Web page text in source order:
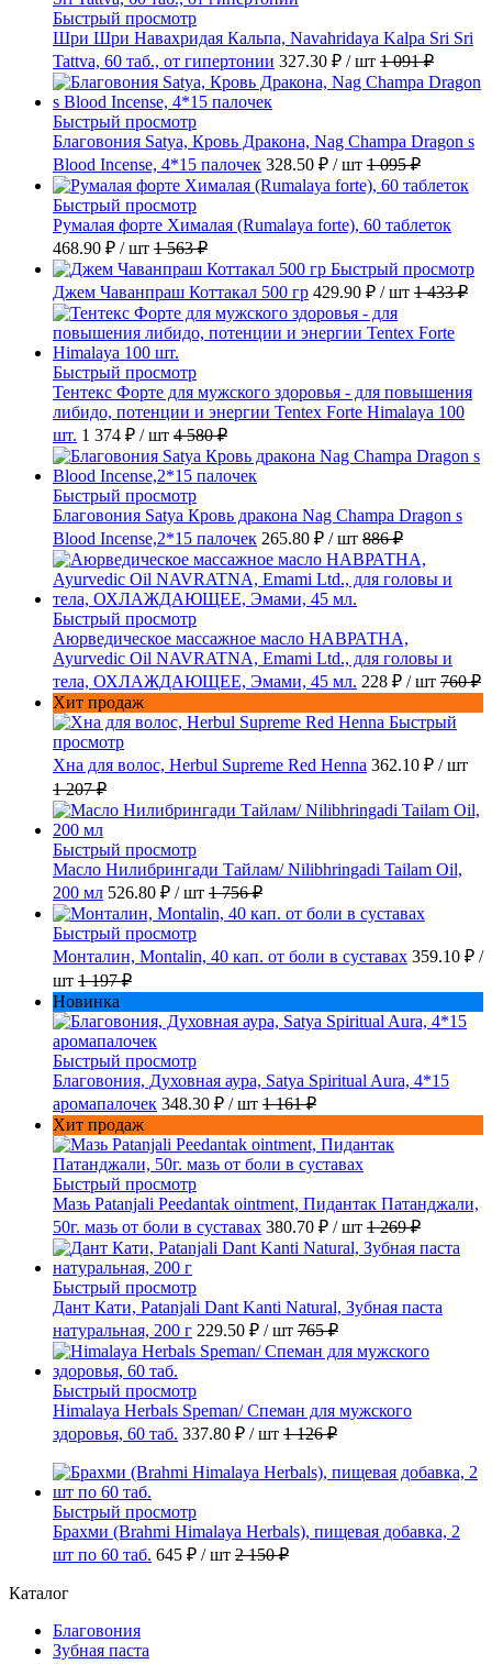
Быстрый просмотр
Шри Шри Навахридая Кальпа, Navahridaya Kalpa Sri Sri
Tattva, 60 таб., от гипертонии 327.30 ₽ / шт 1 091 ₽
Быстрый просмотр
Благовония Satya, Кровь Дракона, Nag Champa Dragon s
Blood Incense, 4*15 палочек 328.50 ₽ / шт 1 095 ₽
Быстрый просмотр
Румалая форте Хималая (Rumalaya forte), 60 таблеток
468.90 ₽ / шт 1 563 ₽
Быстрый просмотр
Джем Чаванпраш Коттакал 500 гр 429.90 ₽ / шт 1 433 ₽
Быстрый просмотр
Тентекс Форте для мужского здоровья - для повышения
либидо, потенции и энергии Tentex Forte Himalaya 100
шт. 1 374 ₽ / шт 4 580 ₽
Быстрый просмотр
Благовония Satya Кровь дракона Nag Champa Dragon s
Blood Incense,2*15 палочек 265.80 ₽ / шт 886 ₽
Быстрый просмотр
Аюрведическое массажное масло НАВРАТНА,
Ayurvedic Oil NAVRATNA, Emami Ltd., для головы и
тела, ОХЛАЖДАЮЩЕЕ, Эмами, 45 мл. 228 ₽ / шт 760 ₽
Хит продаж
Быстрый
просмотр
Хна для волос, Herbul Supreme Red Henna 362.10 ₽ / шт
1 207 ₽
Быстрый просмотр
Масло Нилибрингади Тайлам/ Nilibhringadi Tailam Oil,
200 мл 526.80 ₽ / шт 1 756 ₽
Быстрый просмотр
Монталин, Montalin, 40 кап. от боли в суставах 359.10 ₽ /
шт 1 197 ₽
Новинка
Быстрый просмотр
Благовония, Духовная аура, Satya Spiritual Aura, 4*15
аромапалочек 348.30 ₽ / шт 1 161 ₽
Хит продаж
Быстрый просмотр
Мазь Patanjali Peedantak ointment, Пидантак Патанджали,
50г. мазь от боли в суставах 380.70 ₽ / шт 1 269 ₽
Быстрый просмотр
Дант Кати, Patanjali Dant Kanti Natural, Зубная паста
натуральная, 200 г 229.50 ₽ / шт 765 ₽
Быстрый просмотр
Himalaya Herbals Speman/ Спеман для мужского
здоровья, 60 таб. 337.80 ₽ / шт 1 126 ₽
Быстрый просмотр
Брахми (Brahmi Himalaya Herbals), пищевая добавка, 2
шт по 60 таб. 645 ₽ / шт 2 150 ₽
Каталог
Благовония
Зубная паста